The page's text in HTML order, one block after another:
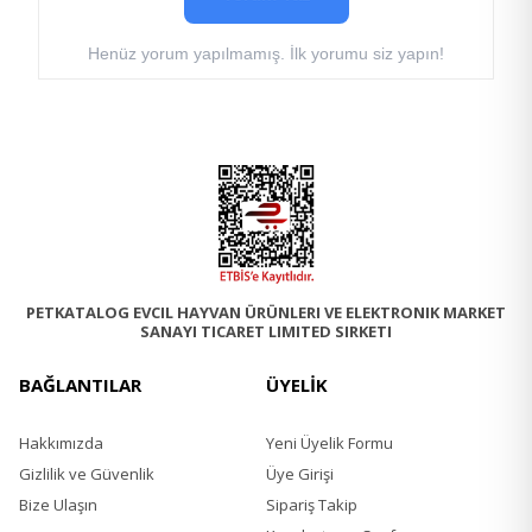
İyot Potasyumiyodid 1,5 mg/kg
Selenyum Sodyum Selenit 0,1 mg/kg
Henüz yorum yapılmamış. İlk yorumu siz yapın!
PETKATALOG EVCIL HAYVAN ÜRÜNLERI VE ELEKTRONIK MARKET
SANAYI TICARET LIMITED SIRKETI
BAĞLANTILAR
Hakkımızda
Gizlilik ve Güvenlik
Bize Ulaşın
ÜYELİK
Yeni Üyelik Formu
Üye Girişi
Sipariş Takip